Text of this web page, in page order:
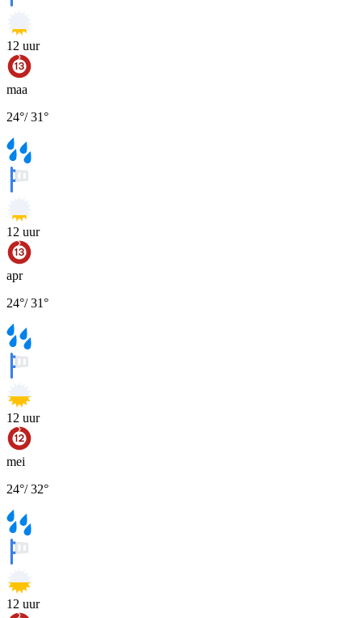
12 uur
maa
24°/31°
12 uur
apr
24°/31°
12 uur
mei
24°/32°
12 uur